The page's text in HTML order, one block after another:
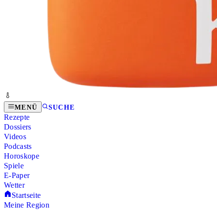
MENÜ SUCHE
Rezepte
Dossiers
Videos
Podcasts
Horoskope
Spiele
E-Paper
Wetter
Startseite
Meine Region